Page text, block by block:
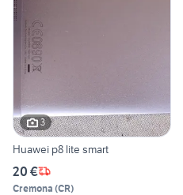
3
Huawei p8 lite smart
20 €
Cremona (CR)